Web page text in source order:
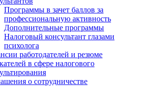
Программы в зачет баллов за
профессиональную активность
Дополнительные программы
Налоговый консультант глазами
психолога
работодателей и резюме
в сфере налогового
о сотрудничестве